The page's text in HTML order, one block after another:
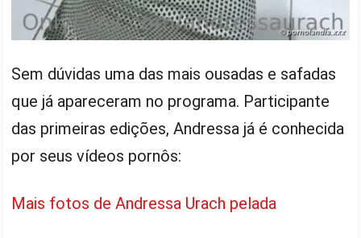
Sem dúvidas uma das mais ousadas e safadas
que já apareceram no programa. Participante
das primeiras edições, Andressa já é conhecida
por seus vídeos pornôs:
Mais fotos de Andressa Urach pelada